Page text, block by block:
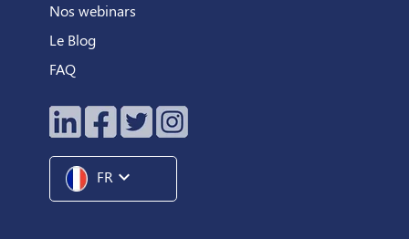
Nos webinars
Le Blog
FAQ
FR expand_more